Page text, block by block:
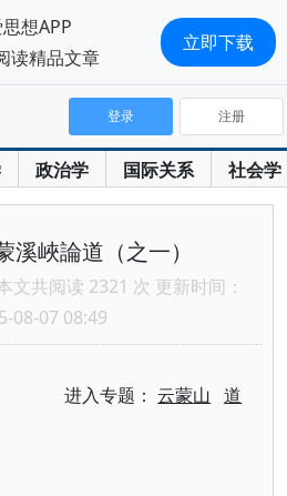
政治学 国际关系 社会学
登录 注册
溪峽論道（之一）
文共阅读 2321 次 更新时间：
08-07 08:49
进入专题：云蒙山 道
想APP
读精品文章
立即下载